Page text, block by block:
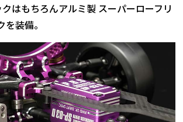
はもちろんアルミ製 スーパーローフリ
装備。